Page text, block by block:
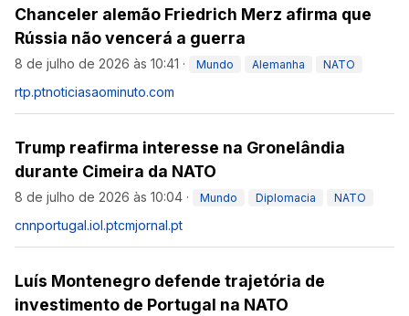
Chanceler alemão Friedrich Merz afirma que
Rússia não vencerá a guerra
8 de julho de 2026 às 10:41 · Mundo Alemanha NATO
rtp.ptnoticiasaominuto.com
Trump reafirma interesse na Gronelândia
durante Cimeira da NATO
8 de julho de 2026 às 10:04 · Mundo Diplomacia NATO
cnnportugal.iol.ptcmjornal.pt
Luís Montenegro defende trajetória de
investimento de Portugal na NATO